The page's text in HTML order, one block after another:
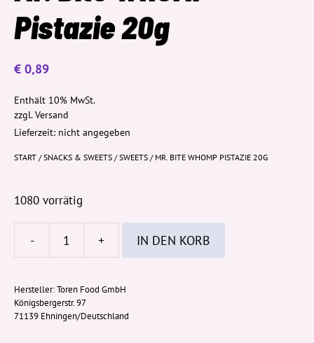
Pistazie 20g
€ 0,89
Enthält 10% MwSt.
zzgl.Versand
Lieferzeit: nicht angegeben
START /SNACKS & SWEETS /SWEETS / MR. BITE WHOMP PISTAZIE 20G
1080 vorrätig
-
WHOMP
20g
+ IN DEN KORB
Hersteller:Toren Food GmbH
Königsbergerstr. 97
71139 Ehningen/Deutschland